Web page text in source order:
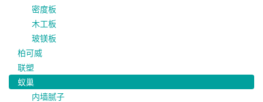
密度板
木工板
玻镁板
柏可威
联塑
蚁巢
内墙腻子